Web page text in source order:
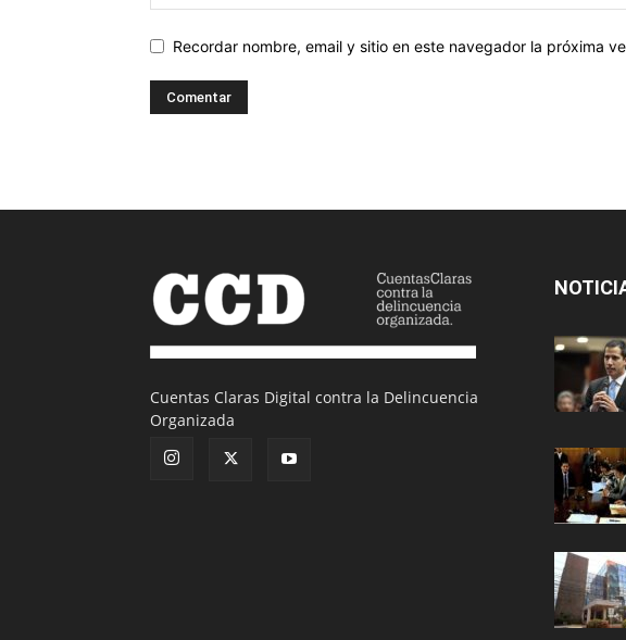
Recordar nombre, email y sitio en este navegador la próxima
Cuentas Claras Digital contra la Delincuencia
Organizada